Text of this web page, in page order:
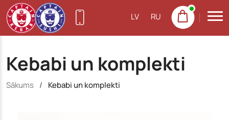
(Purvciems)
22155533
LV RU
Kebabi un komplekti
Sākums / Kebabi un komplekti